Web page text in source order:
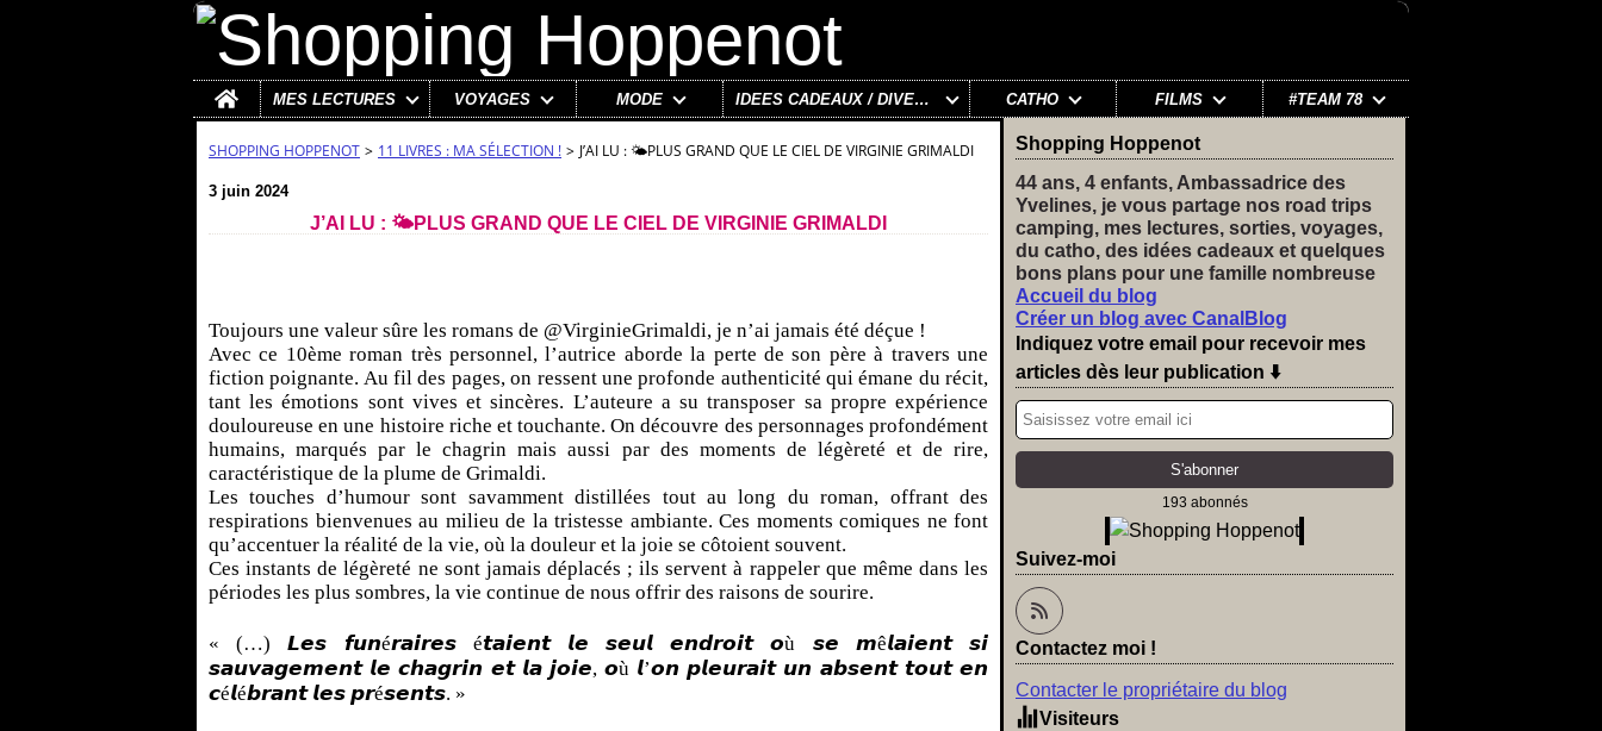
Home
MES LECTURES VOYAGES MODE IDÉES CADEAUX / DIVERS CATHO FILMS #TEAM 78
SHOPPING HOPPENOT > 11 LIVRES : MA SÉLECTION ! > J’AI LU : 🌤️PLUS GRAND QUE LE CIEL DE VIRGINIE GRIMALDI
3 juin 2024
J’AI LU : 🌤️PLUS GRAND QUE LE CIEL DE VIRGINIE GRIMALDI
Toujours une valeur sûre les romans de @VirginieGrimaldi, je n’ai jamais été déçue !
Avec ce 10ème roman très personnel, l’autrice aborde la perte de son père à travers une
fiction poignante. Au fil des pages, on ressent une profonde authenticité qui émane du récit,
tant les émotions sont vives et sincères. L’auteure a su transposer sa propre expérience
douloureuse en une histoire riche et touchante. On découvre des personnages profondément
humains, marqués par le chagrin mais aussi par des moments de légèreté et de rire,
caractéristique de la plume de Grimaldi.
Les touches d’humour sont savamment distillées tout au long du roman, offrant des
respirations bienvenues au milieu de la tristesse ambiante. Ces moments comiques ne font
qu’accentuer la réalité de la vie, où la douleur et la joie se côtoient souvent.
Ces instants de légèreté ne sont jamais déplacés ; ils servent à rappeler que même dans les
périodes les plus sombres, la vie continue de nous offrir des raisons de sourire.
« (…) 𝙇𝙚𝙨 𝙛𝙪𝙣é𝙧𝙖𝙞𝙧𝙚𝙨 é𝙩𝙖𝙞𝙚𝙣𝙩 𝙡𝙚 𝙨𝙚𝙪𝙡 𝙚𝙣𝙙𝙧𝙤𝙞𝙩 𝙤ù 𝙨𝙚 𝙢ê𝙡𝙖𝙞𝙚𝙣𝙩 𝙨𝙞
𝙨𝙖𝙪𝙫𝙖𝙜𝙚𝙢𝙚𝙣𝙩 𝙡𝙚 𝙘𝙝𝙖𝙜𝙧𝙞𝙣 𝙚𝙩 𝙡𝙖 𝙟𝙤𝙞𝙚, 𝙤ù 𝙡’𝙤𝙣 𝙥𝙡𝙚𝙪𝙧𝙖𝙞𝙩 𝙪𝙣 𝙖𝙗𝙨𝙚𝙣𝙩 𝙩𝙤𝙪𝙩 𝙚𝙣
𝙘é𝙡é𝙗𝙧𝙖𝙣𝙩 𝙡𝙚𝙨 𝙥𝙧é𝙨𝙚𝙣𝙩𝙨. »
Shopping Hoppenot
44 ans, 4 enfants, Ambassadrice des
Yvelines, je vous partage nos road trips
camping, mes lectures, sorties, voyages,
du catho, des idées cadeaux et quelques
bons plans pour une famille nombreuse
Accueil du blog
Créer un blog avec CanalBlog
Indiquez votre email pour recevoir mes
articles dès leur publication ⬇️
193 abonnés
Suivez-moi
Contactez moi !
Contacter le propriétaire du blog
Visiteurs